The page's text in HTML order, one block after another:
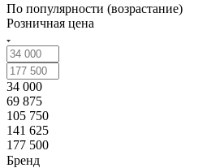
По популярности (возрастание)
Розничная цена
34 000
69 875
105 750
141 625
177 500
Бренд